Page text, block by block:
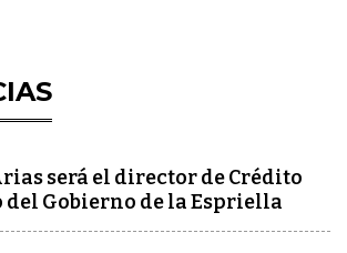
será el director de Crédito
del Gobierno de la Espriella